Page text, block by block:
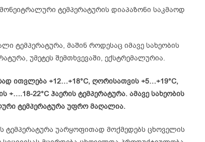
ტემპერატურის დიაპაზონი საკმაოდ
ტემპერატურა, მაშინ როდესაც იმავე სახეობის
უმეტეს შემთხვევაში, ექსტრემალურია.
ითვლება +12…+18°C, ღორისათვის +5…+19°C,
22°C ჰაერის ტემპერატურა. ამავე სახეობის
ტემპერატურა უფრო მაღალია.
უარყოფითად მოქმედებს ცხოველის